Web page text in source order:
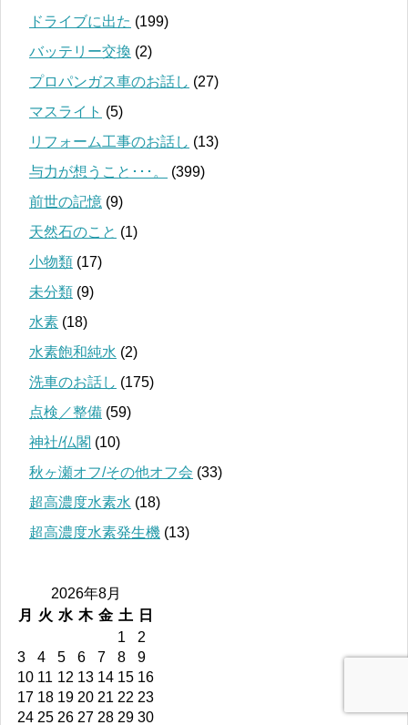
ドライブに出た (199)
バッテリー交換 (2)
プロパンガス車のお話し (27)
マスライト (5)
リフォーム工事のお話し (13)
与力が想うこと･･･。
(399)
前世の記憶 (9)
天然石のこと (1)
小物類 (17)
未分類 (9)
水素 (18)
水素飽和純水 (2)
洗車のお話し (175)
点検／整備 (59)
神社/仏閣 (10)
秋ヶ瀬オフ/その他オフ会 (33)
超高濃度水素水 (18)
超高濃度水素発生機 (13)
2026年8月
月
火 水 木 金 土
日
1
2
3
4 5 6 7 8
9
10 11 12 13 14 15 16
17 18 19 20 21 22 23
24 25 26 27 28 29 30